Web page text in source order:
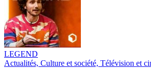
LEGEND
Actualités, Culture et société, Télévision et